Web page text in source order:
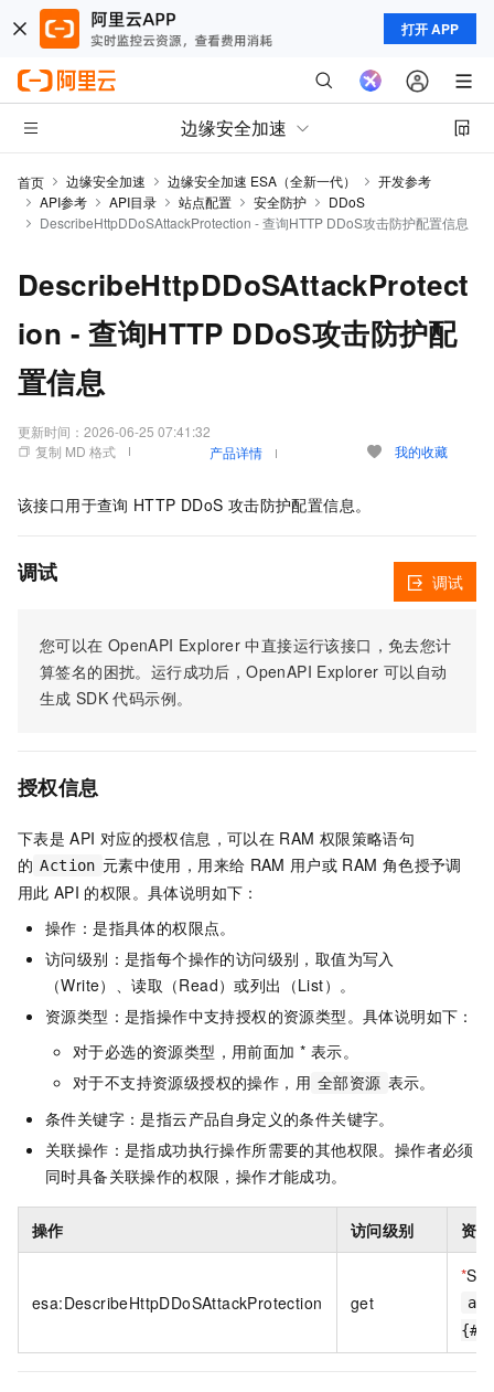
打开 APP
边缘安全加速
首页 边缘安全加速 边缘安全加速 ESA（全新一代）
开发参考
API参考
API目录 站点配置 安全防护
DDoS
DescribeHttpDDoSAttackProtection - 查询HTTP DDoS攻击防护配置信息
DescribeHttpDDoSAttackProtect
ion - 查询HTTP DDoS攻击防护配
置信息
更新时间： 2026-06-25 07:41:32
复制 MD 格式
产品详情 我的收藏
该接口用于查询 HTTP DDoS 攻击防护配置信息。
调试
您可以在 OpenAPI Explorer 中直接运行该接口，免去您计
算签名的困扰。运行成功后，OpenAPI Explorer 可以自动
生成 SDK 代码示例。
调试
授权信息
下表是 API 对应的授权信息，可以在 RAM 权限策略语句
的 Action 元素中使用，用来给 RAM 用户或 RAM 角色授予调
用此 API 的权限。具体说明如下：
操作：是指具体的权限点。
访问级别：是指每个操作的访问级别，取值为写入
（Write）、读取（Read）或列出（List）。
资源类型：是指操作中支持授权的资源类型。具体说明如下：
对于必选的资源类型，用前面加 * 表示。
对于不支持资源级授权的操作，用 全部资源 表示。
条件关键字：是指云产品自身定义的条件关键字。
关联操作：是指成功执行操作所需要的其他权限。操作者必须
同时具备关联操作的权限，操作才能成功。
操作 访问级别 资
esa:DescribeHttpDDoSAttackProtection get
*